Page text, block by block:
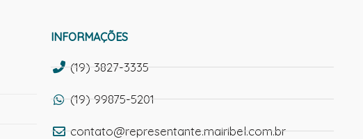
INFORMAÇÕES
(19) 3827-3335
(19) 99875-5201
contato@representante.mairibel.com.br